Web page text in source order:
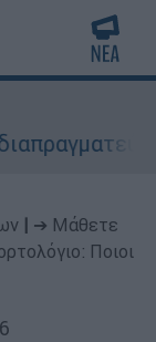
➔ Μάθετε
Ποιοι